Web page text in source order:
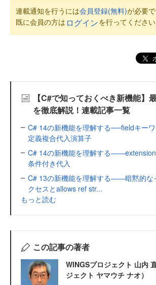
連載通知を行うには会員登録(無料)が必要で
既に会員の方は ログインを行ってください
【C#で知っておくべき新機能】
を徹底解説！連載記事一覧
C# 14の新機能を理解する──fieldキー
定義複合代入演算子
C# 14の新機能を理解する
条件付き代入
C# 13の新機能を理解する――暗黙的な
クセスとallows ref str...
もっと読む
この記事の著者
WINGSプロジェクト 山内
ジェクト ヤマウチ ナオ）